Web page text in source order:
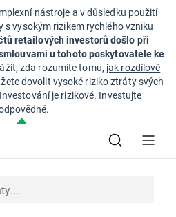
nástroje a v důsledku použití
vysokým rizikem rychlého vzniku
retailových investorů došlo při
u tohoto poskytovatele ke
zda rozumíte tomu, jak rozdílové
dovolit vysoké riziko ztráty svých
Investování je rizikové. Investujte